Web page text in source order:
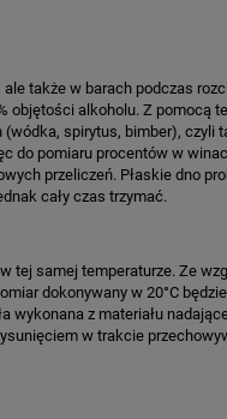
także w barach podczas
objętości alkoholu. Z pomocą
spirytus, bimber), czyli
do pomiaru procentów w
przeliczeń. Płaskie dno
cały czas trzymać.
tej samej temperaturze. Ze
dokonywany w 20°C
wykonana z materiału
w trakcie